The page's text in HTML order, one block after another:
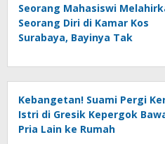
Seorang Mahasiswi
Seorang Diri di Kamar Kos
Surabaya, Bayinya Tak
Kebangetan! Suami Pergi
Istri di Gresik Kepergok
Pria Lain ke Rumah